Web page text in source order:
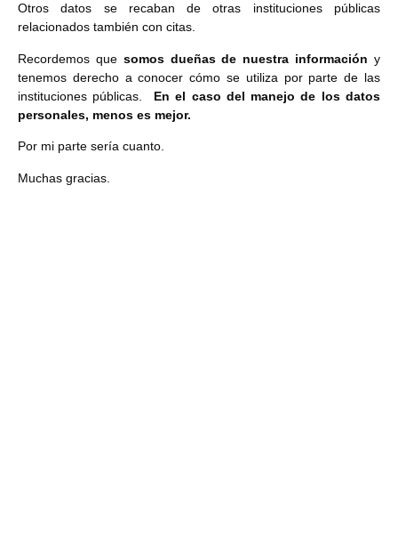
Otros datos se recaban de otras instituciones públicas
relacionados también con citas.
Recordemos que somos dueñas de nuestra información y
tenemos derecho a conocer cómo se utiliza por parte de las
instituciones públicas. En el caso del manejo de los datos
personales, menos es mejor.
Por mi parte sería cuanto.
Muchas gracias.